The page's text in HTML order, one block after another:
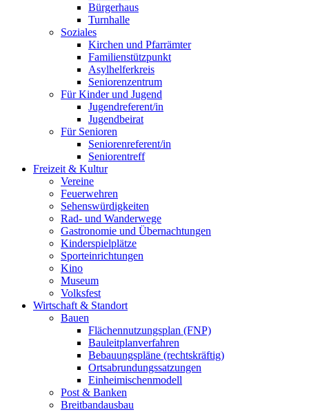
Bürgerhaus
Turnhalle
Soziales
Kirchen und Pfarrämter
Familienstützpunkt
Asylhelferkreis
Seniorenzentrum
Für Kinder und Jugend
Jugendreferent/in
Jugendbeirat
Für Senioren
Seniorenreferent/in
Seniorentreff
Freizeit & Kultur
Vereine
Feuerwehren
Sehenswürdigkeiten
Rad- und Wanderwege
Gastronomie und Übernachtungen
Kinderspielplätze
Sporteinrichtungen
Kino
Museum
Volksfest
Wirtschaft & Standort
Bauen
Flächennutzungsplan (FNP)
Bauleitplanverfahren
Bebauungspläne (rechtskräftig)
Ortsabrundungssatzungen
Einheimischenmodell
Post & Banken
Breitbandausbau